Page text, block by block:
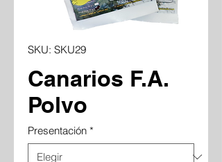
SKU: SKU29
Canarios F.A.
Polvo
Presentación *